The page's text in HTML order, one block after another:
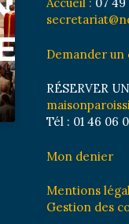
Demander
RÉSERVER
Tél : 01 46 06
Mon denier
Mentions
Gestion des